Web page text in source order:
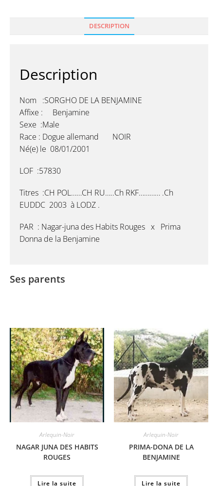
DESCRIPTION
Description
Nom :SORGHO DE LA BENJAMINE
Affixe : Benjamine
Sexe :Male
Race : Dogue allemand NOIR
Né(e) le 08/01/2001
LOF :57830
Titres :CH POL……CH RU…..Ch RKF………… .Ch
EUDDC 2003 à LODZ .
PAR : Nagar-juna des Habits Rouges x Prima
Donna de la Benjamine
Ses parents
Arlequin-Noir
NAGAR JUNA DES HABITS
ROUGES
Lire la suite
Arlequin-Noir
PRIMA-DONA DE LA
BENJAMINE
Lire la suite